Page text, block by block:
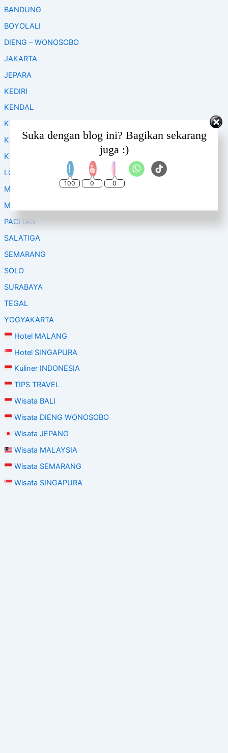
f
r
:
BANDUNG
BOYOLALI
DIENG – WONOSOBO
JAKARTA
JEPARA
KEDIRI
KENDAL
KLATEN
KOPENG
KUDUS
LOMBOK
MAGELANG
MALANG
PACITAN
SALATIGA
SEMARANG
SOLO
SURABAYA
TEGAL
YOGYAKARTA
Hotel MALANG
Hotel SINGAPURA
Kuliner INDONESIA
TIPS TRAVEL
Wisata BALI
Wisata DIENG WONOSOBO
Wisata JEPANG
Wisata MALAYSIA
Wisata SEMARANG
Wisata SINGAPURA
Suka dengan blog ini? Bagikan sekarang
juga :)
100 0
Set Youtube Channel ID
0